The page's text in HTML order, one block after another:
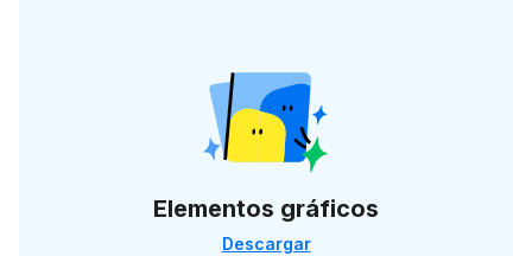
Elementos gráficos
Descargar